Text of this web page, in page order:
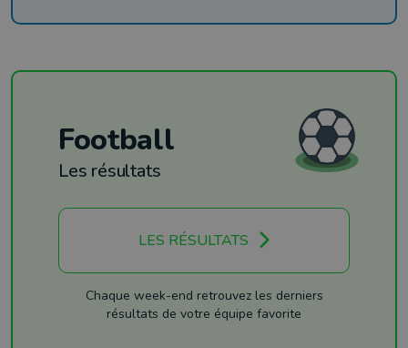
Football
Les résultats
LES RÉSULTATS
Chaque week-end retrouvez les derniers
résultats de votre équipe favorite